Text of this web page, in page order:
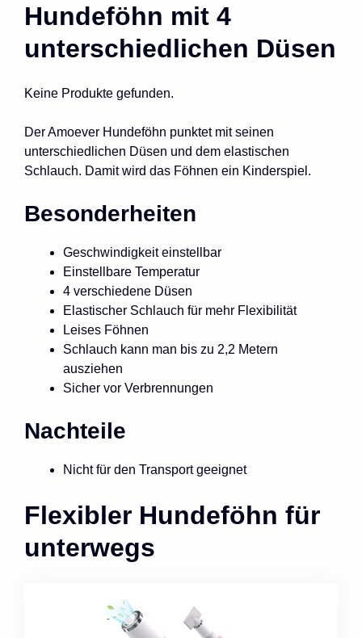
Hundeföhn mit 4
unterschiedlichen Düsen
Keine Produkte gefunden.
Der Amoever Hundeföhn punktet mit seinen
unterschiedlichen Düsen und dem elastischen
Schlauch. Damit wird das Föhnen ein Kinderspiel.
Besonderheiten
Geschwindigkeit einstellbar
Einstellbare Temperatur
4 verschiedene Düsen
Elastischer Schlauch für mehr Flexibilität
Leises Föhnen
Schlauch kann man bis zu 2,2 Metern
ausziehen
Sicher vor Verbrennungen
Nachteile
Nicht für den Transport geeignet
Flexibler Hundeföhn für
unterwegs